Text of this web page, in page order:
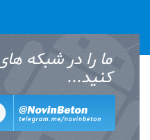
ما را در شبکه
کنید...